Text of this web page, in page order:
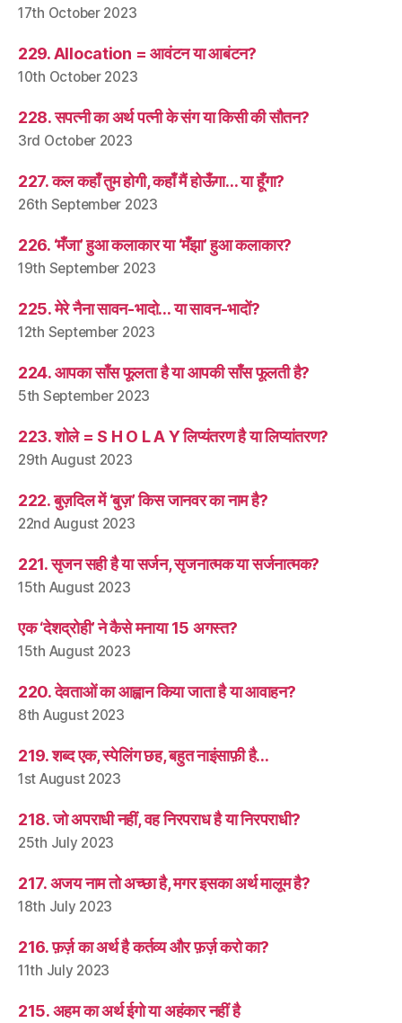
17th October 2023
229. Allocation = आवंटन या आबंटन?
10th October 2023
228. सपत्नी का अर्थ पत्नी के संग या किसी की सौतन?
3rd October 2023
227. कल कहाँ तुम होगी, कहाँ मैं होऊँगा… या हूँगा?
26th September 2023
226. ‘मँजा’ हुआ कलाकार या ‘मँझा’ हुआ कलाकार?
19th September 2023
225. मेरे नैना सावन-भादो… या सावन-भादों?
12th September 2023
224. आपका साँस फूलता है या आपकी साँस फूलती है?
5th September 2023
223. शोले = S H O L A Y लिप्यंतरण है या लिप्यांतरण?
29th August 2023
222. बुज़दिल में ‘बुज़’ किस जानवर का नाम है?
22nd August 2023
221. सृजन सही है या सर्जन, सृजनात्मक या सर्जनात्मक?
15th August 2023
एक ‘देशद्रोही’ ने कैसे मनाया 15 अगस्त?
15th August 2023
220. देवताओं का आह्वान किया जाता है या आवाहन?
8th August 2023
219. शब्द एक, स्पेलिंग छह, बहुत नाइंसाफ़ी है…
1st August 2023
218. जो अपराधी नहीं, वह निरपराध है या निरपराधी?
25th July 2023
217. अजय नाम तो अच्छा है, मगर इसका अर्थ मालूम है?
18th July 2023
216. फ़र्ज़ का अर्थ है कर्तव्य और फ़र्ज़ करो का?
11th July 2023
215. अहम का अर्थ ईगो या अहंकार नहीं है